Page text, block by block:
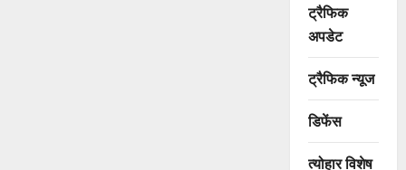
ट्रैफिक
अपडेट
ट्रैफिक न्यूज
डिफेंस
त्योहार विशेष